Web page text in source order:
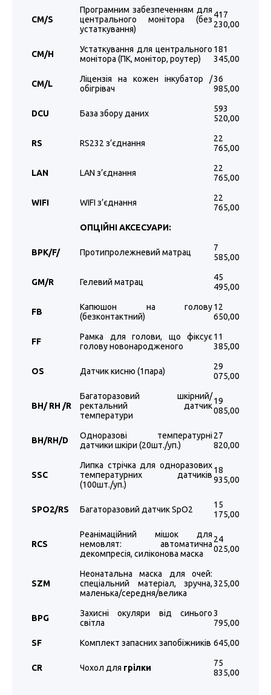
CM/S
Програмним забезпеченням для
центрального монітора (без
устаткування)
417
230,00
CM/H
Устаткування для центрального
монітора (ПК, монітор, роутер)
181
345,00
CM/L
Ліцензія на кожен інкубатор /
обігрівач
36
985,00
DCU База збору даних
593
520,00
RS RS232 з’єднання
22
765,00
LAN LAN з’єднання
22
765,00
WIFI WIFI з’єднання
22
765,00
ОПЦІЙНІ АКСЕСУАРИ:
BPK/F/ Протипролежневий матрац
7
585,00
GM/R Гелевий матрац
45
495,00
FB
Капюшон на голову
(безконтактний)
12
650,00
FF
Рамка для голови, що фіксує
голову новонародженого
11
385,00
OS Датчик кисню (1пара)
29
075,00
BH/RH /R
Багаторазовий шкірний/
ректальний датчик
температури
19
085,00
BH/RH/D
Одноразові температурні
датчики шкіри (20шт./уп.)
27
820,00
SSC
Липка стрічка для одноразових
температурних датчиків
(100шт./уп.)
18
935,00
SPO2/RS Багаторазовий датчик SpO2
15
175,00
RCS
Реанімаційний мішок для
немовлят: автоматична
декомпресія, силіконова маска
24
025,00
SZM
Неонатальна маска для очей:
спеціальний матеріал, зручна,
маленька/середня/велика
325,00
BPG
Захисні окуляри від синього
світла
3
795,00
SF Комплект запасних запобіжників 645,00
CR Чохол для грілки
75
835,00